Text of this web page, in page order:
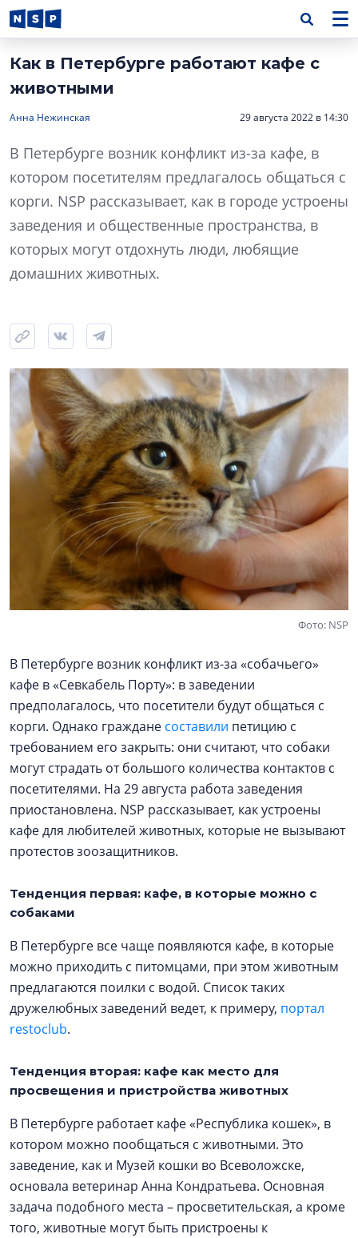
Как в Петербурге работают кафе с
животными
Анна Нежинская 29 августа 2022 в 14:30
В Петербурге возник конфликт из-за кафе, в
котором посетителям предлагалось общаться с
корги. NSP рассказывает, как в городе устроены
заведения и общественные пространства, в
которых могут отдохнуть люди, любящие
домашних животных.
Фото: NSP
В Петербурге возник конфликт из-за «собачьего»
кафе в «Севкабель Порту»: в заведении
предполагалось, что посетители будут общаться с
корги. Однако граждане составили петицию с
требованием его закрыть: они считают, что собаки
могут страдать от большого количества контактов с
посетителями. На 29 августа работа заведения
приостановлена. NSP рассказывает, как устроены
кафе для любителей животных, которые не вызывают
протестов зоозащитников.
Тенденция первая: кафе, в которые можно с
собаками
В Петербурге все чаще появляются кафе, в которые
можно приходить с питомцами, при этом животным
предлагаются поилки с водой. Список таких
дружелюбных заведений ведет, к примеру, портал
restoclub.
Тенденция вторая: кафе как место для
просвещения и пристройства животных
В Петербурге работает кафе «Республика кошек», в
котором можно пообщаться с животными. Это
заведение, как и Музей кошки во Всеволожске,
основала ветеринар Анна Кондратьева. Основная
задача подобного места – просветительская, а кроме
того, животные могут быть пристроены к